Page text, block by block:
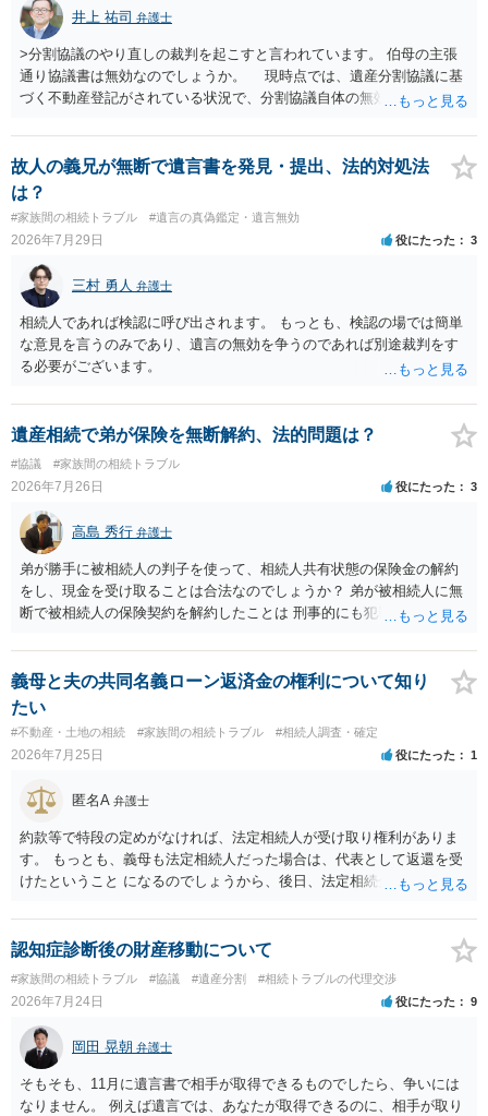
井上 祐司 弁護士
>分割協議のやり直しの裁判を起こすと言われています。 伯母の主張
通り協議書は無効なのでしょうか。 現時点では、遺産分割協議に基
づく不動産登記がされている状況で、分割協議自体の無効を裁判所が
方の訴訟の主張及び立証次第ですが、 ・御祖母様の認知能力に関する
医師の意見書、筆跡鑑定 が提出されればその効力が否定される可能性
はありますが、 ・伯母様自身が分割協議に加わっていること ・御祖母
様の意に反する遺産分割協議を行う実益が誰にあったかの立証が困難
であること からすると、実際に遺産分割協議の効力が否定される可能
性はそれほど高くない（立証のハードルは非常に高い）ということが
言えると思います。
故人の義兄が無断で遺言書を発見・提出、法的対処法
は？
#家族間の相続トラブル #遺言の真偽鑑定・遺言無効
2026年7月29日 役にたった 3
三村 勇人 弁護士
相続人であれば検認に呼び出されます。 もっとも、検認の場では簡単
な意見を言うのみであり、遺言の無効を争うのであれば別途裁判をす
る必要がございます。
遺産相続で弟が保険を無断解約、法的問題は？
#協議 #家族間の相続トラブル
2026年7月26日 役にたった 3
高島 秀行 弁護士
弟が勝手に被相続人の判子を使って、相続人共有状態の保険金の解約
をし、現金を受け取ることは合法なのでしょうか？ 弟が被相続人に無
断で被相続人の保険契約を解約したことは 刑事的にも犯罪となる可能
された書類のコピーを取得して、弁護士に面談で詳しい事情を話して
相談 されたら良いと思います。
義母と夫の共同名義ローン返済金の権利について知り
たい
#不動産・土地の相続 #家族間の相続トラブル #相続人調査・確定
2026年7月25日 役にたった 1
匿名A 弁護士
約款等で特段の定めがなければ、法定相続人が受け取り権利がありま
す。 もっとも、義母も法定相続人だった場合は、代表として返還を受
けたということ になるのでしょうから、後日、法定相続分に基づいて
認知症診断後の財産移動について
#家族間の相続トラブル #協議 #遺産分割 #相続トラブルの代理交渉
2026年7月24日 役にたった 9
岡田 晃朝 弁護士
そもそも、11月に遺言書で相手が取得できるものでしたら、争いには
なりません。 例えば遺言では、あなたが取得できるのに、相手が取り